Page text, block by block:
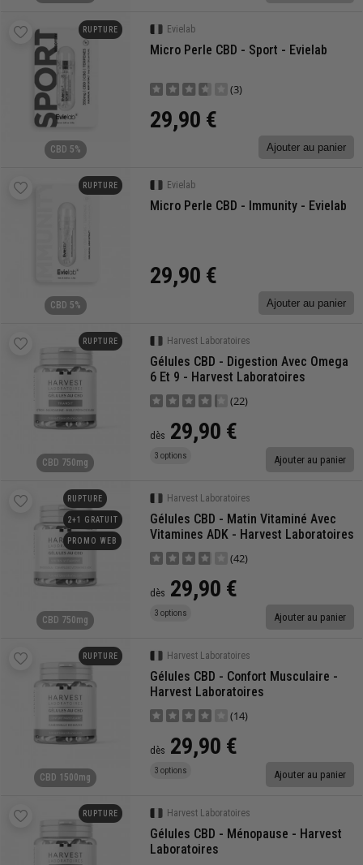
RUPTURE
CBD 5%
Evielab
Micro Perle CBD - Sport - Evielab
(3)
29,90 €
Ajouter au panier
RUPTURE
CBD 5%
Evielab
Micro Perle CBD - Immunity - Evielab
29,90 €
Ajouter au panier
RUPTURE
CBD 750mg
Harvest Laboratoires
Gélules CBD - Digestion Avec Omega
6 Et 9 - Harvest Laboratoires
(22)
dès 29,90 €
3 options Ajouter au panier
RUPTURE
2+1 GRATUIT
PROMO WEB
CBD 750mg
Harvest Laboratoires
Gélules CBD - Matin Vitaminé Avec
Vitamines ADK - Harvest Laboratoires
(42)
dès 29,90 €
3 options Ajouter au panier
RUPTURE
CBD 1500mg
Harvest Laboratoires
Gélules CBD - Confort Musculaire -
Harvest Laboratoires
(14)
dès 29,90 €
3 options Ajouter au panier
RUPTURE Harvest Laboratoires
Gélules CBD - Ménopause - Harvest
Laboratoires